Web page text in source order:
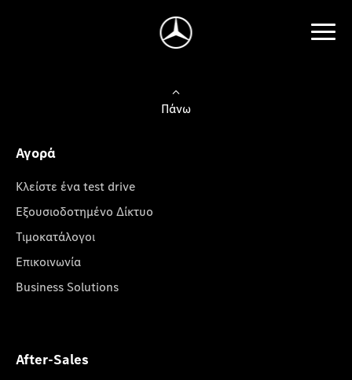
Πάνω
Αγορά
Κλείστε ένα test drive
Εξουσιοδοτημένο Δίκτυο
Τιμοκατάλογοι
Επικοινωνία
Business Solutions
After-Sales